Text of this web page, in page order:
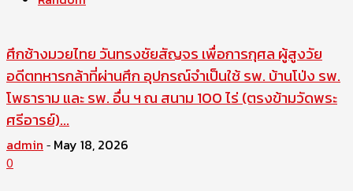
ศึกช้างมวยไทย วันทรงชัยสัญจร เพื่อการกุศล ผู้สูงวัย
อดีตทหารกล้าที่ผ่านศึก อุปกรณ์จำเป็นใช้ รพ. บ้านโป่ง รพ.
โพธาราม และ รพ. อื่น ฯ ณ สนาม 100 ไร่ (ตรงข้ามวัดพระ
ศรีอารย์)...
admin - May 18, 2026
0